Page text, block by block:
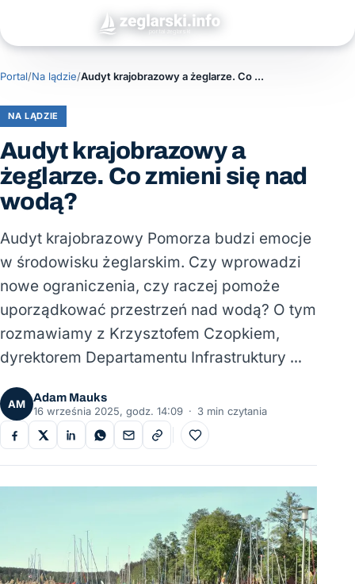
Portal/Na lądzie/ Audyt krajobrazowy a żeglarze. Co zmieni się nad wodą?
NA LĄDZIE
Audyt krajobrazowy a
żeglarze. Co zmieni się nad
wodą?
Audyt krajobrazowy Pomorza budzi emocje
w środowisku żeglarskim. Czy wprowadzi
nowe ograniczenia, czy raczej pomoże
uporządkować przestrzeń nad wodą? O tym
rozmawiamy z Krzysztofem Czopkiem,
dyrektorem Departamentu Infrastruktury …
AM
Adam Mauks
16 września 2025, godz. 14:09 · 3 min czytania
Do ulubionych